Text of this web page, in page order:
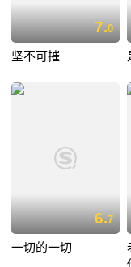
7.0
坚不可摧
6.7
一切的一切